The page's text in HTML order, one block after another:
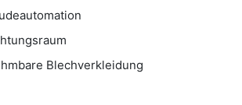
Blechverkleidung